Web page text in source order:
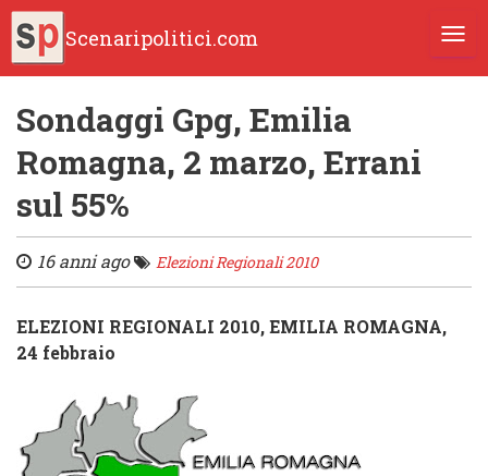
Scenaripolitici.com
Sondaggi Gpg, Emilia
Romagna, 2 marzo, Errani
sul 55%
16 anni ago Elezioni Regionali 2010
ELEZIONI REGIONALI 2010, EMILIA ROMAGNA,
24 febbraio